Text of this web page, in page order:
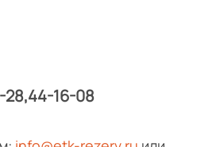
28 44-16-08